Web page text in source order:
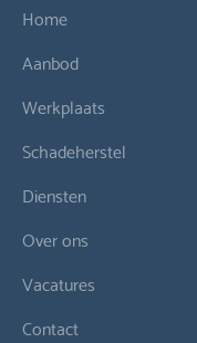
Home
Aanbod
Werkplaats
Schadeherstel
Diensten
Over ons
Vacatures
Contact